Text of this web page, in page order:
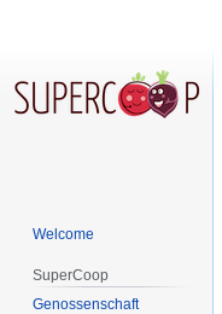
Welcome
SuperCoop
Genossenschaft